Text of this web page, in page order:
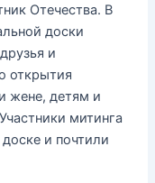
Отечества. В
доски
и
открытия
жене, детям и
митинга
и почтили